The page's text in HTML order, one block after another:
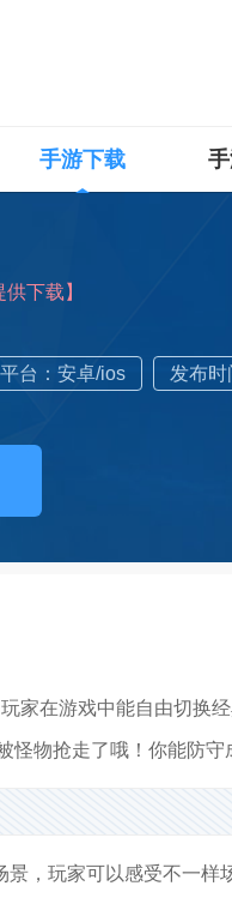
手游下载
供下载】
平台：安卓/ios 发布
家在游戏中能自由切换
怪物抢走了哦！你能防守
，玩家可以感受不一样